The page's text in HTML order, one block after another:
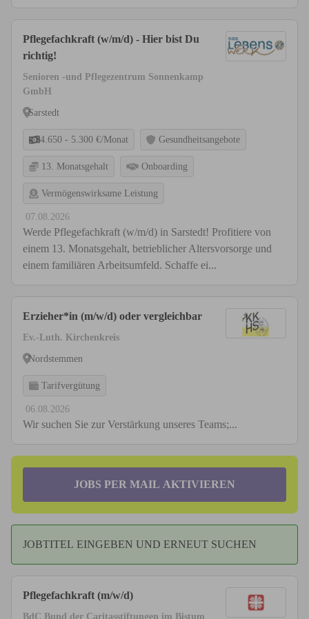
Pflegefachkraft (w/m/d) - Hier bist Du
richtig!
Senioren -und Pflegezentrum Sonnenkamp
GmbH
Sarstedt
4.650 - 5.300 €/Monat Gesundheitsangebote
13. Monatsgehalt Onboarding
Vermögenswirksame Leistung
07.08.2026
Werde Pflegefachkraft (w/m/d) in Sarstedt! Profitiere von
einem 13. Monatsgehalt, betrieblicher Altersvorsorge und
einem familiären Arbeitsumfeld. Schaffe ei...
Erzieher*in (m/w/d) oder vergleichbar
Ev.-Luth. Kirchenkreis
Nordstemmen
Tarifvergütung
06.08.2026
Wir suchen Sie zur Verstärkung unseres Teams;...
JOBS PER MAIL AKTIVIEREN
JOBTITEL EINGEBEN UND ERNEUT SUCHEN
Pflegefachkraft (m/w/d)
BdC Bund der Caritasstiftungen im Bistum